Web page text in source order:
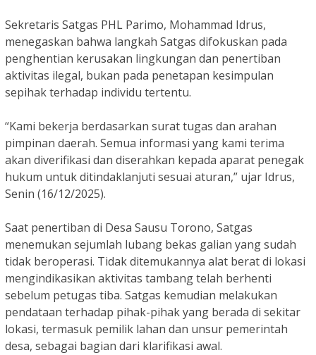
Sekretaris Satgas PHL Parimo, Mohammad Idrus,
menegaskan bahwa langkah Satgas difokuskan pada
penghentian kerusakan lingkungan dan penertiban
aktivitas ilegal, bukan pada penetapan kesimpulan
sepihak terhadap individu tertentu.
“Kami bekerja berdasarkan surat tugas dan arahan
pimpinan daerah. Semua informasi yang kami terima
akan diverifikasi dan diserahkan kepada aparat penegak
hukum untuk ditindaklanjuti sesuai aturan,” ujar Idrus,
Senin (16/12/2025).
Saat penertiban di Desa Sausu Torono, Satgas
menemukan sejumlah lubang bekas galian yang sudah
tidak beroperasi. Tidak ditemukannya alat berat di lokasi
mengindikasikan aktivitas tambang telah berhenti
sebelum petugas tiba. Satgas kemudian melakukan
pendataan terhadap pihak-pihak yang berada di sekitar
lokasi, termasuk pemilik lahan dan unsur pemerintah
desa, sebagai bagian dari klarifikasi awal.